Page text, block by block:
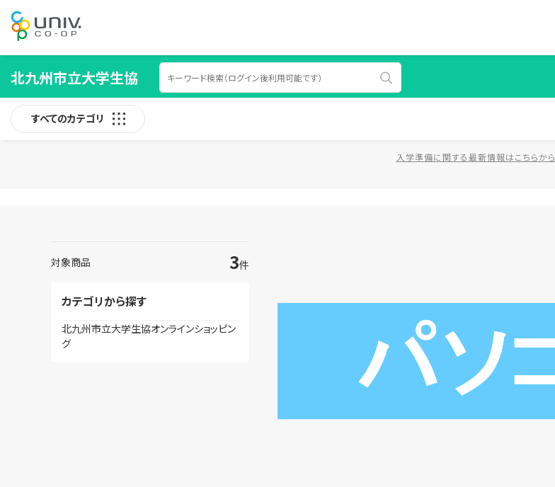
北九州市立大学生協
すべてのカテゴリ
入学準備に関する最新情報はこちらから
対象商品 3件
カテゴリから探す
北九州市立大学生協オンラインショッピン
グ